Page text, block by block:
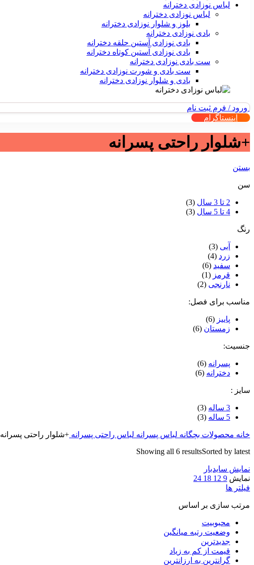
لباس نوزادی دخترانه
لباس نوزادی دخترانه
بلوز و شلوار نوزادی دخترانه
بادی نوزادی دخترانه
بادی نوزادی آستین حلقه دخترانه
بادی نوزادی آستین کوتاه دخترانه
ست بادی نوزادی دخترانه
ست بادی و شورت نوزادی دخترانه
بادی و شلوار نوزادی دخترانه
ورود / فرم ثبت نام
اینستاگرام
+شلوار راحتی پسرانه
بستن
سن
2 تا 3 سال
(3)
4 تا 5 سال
(3)
رنگ
آبی (3)
زرد (4)
سفید (6)
قرمز (1)
نارنجی (2)
مناسب برای فصل:
پاییز (6)
زمستان (6)
جنسیت:
پسرانه (6)
دخترانه (6)
سایز :
3 ساله
(3)
5 ساله
(3)
خانه محصولات بچگانه لباس پسرانه لباس راحتی پسرانه +شلوار راحتی پسرانه
Showing all 6 resultsSorted by latest
نمایش سایدبار
نمایش 9
12
18
24
فیلتر ها
مرتب سازی بر اساس
محبوبیت
وضعیت رتبه میانگین
جدیدترین
قیمت از کم به زیاد
گرانترین به ارزانترین